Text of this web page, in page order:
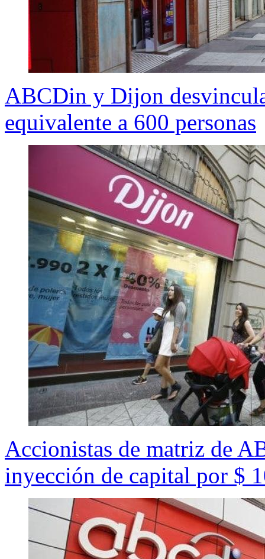
ABCDin y Dijon
equivalente a 600 personas
Accionistas de matriz de
inyección de capital por $